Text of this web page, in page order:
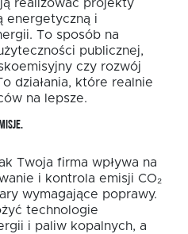
realizować projekty
energetyczną i
To sposób na
publicznej,
czy rozwój
działania, które realnie
na lepsze.
Twoja firma wpływa na
i kontrola emisji CO₂
wymagające poprawy.
technologie
i paliw kopalnych, a